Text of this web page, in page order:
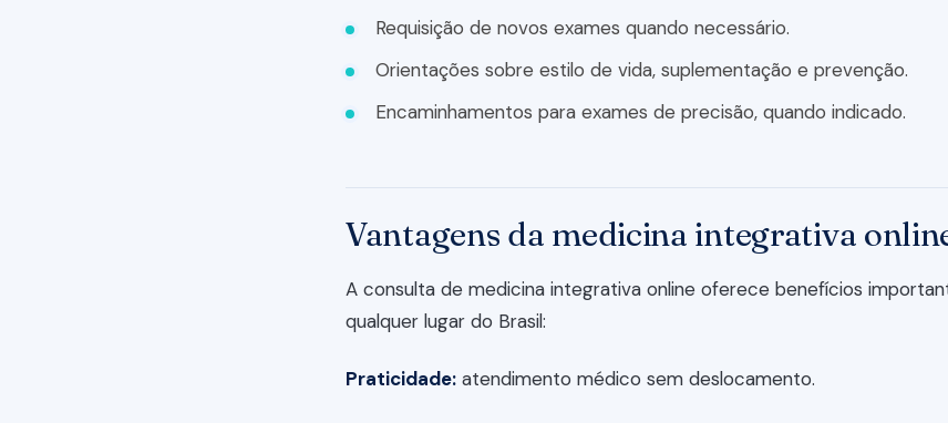
Requisição de novos exames quando necessário.
Orientações sobre estilo de vida, suplementação e prevenção.
Encaminhamentos para exames de precisão, quando indicado.
Vantagens da medicina integrativa
A consulta de medicina integrativa online oferece benefícios
qualquer lugar do Brasil:
Praticidade: atendimento médico sem deslocamento.